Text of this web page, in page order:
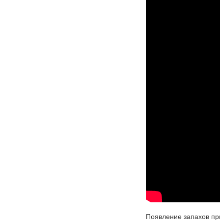
Появление запахов